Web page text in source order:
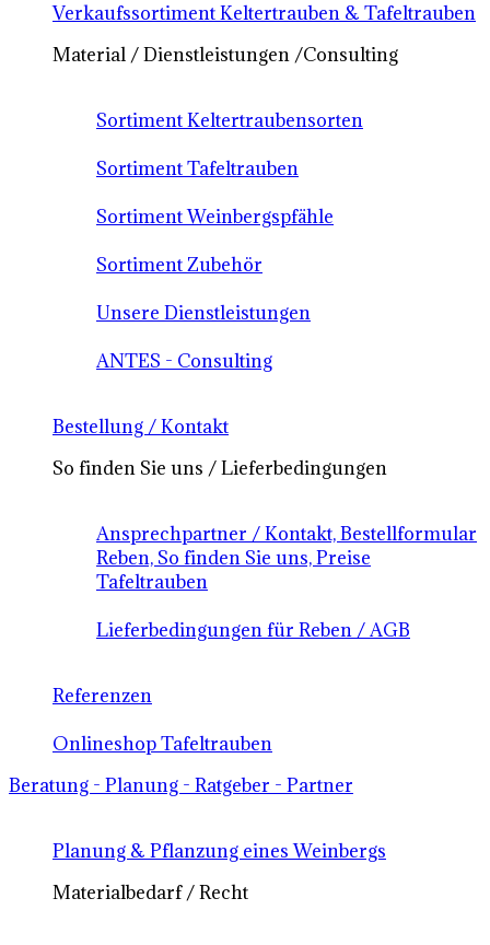
Verkaufssortiment Keltertrauben & Tafeltrauben
Material / Dienstleistungen /Consulting
Sortiment Keltertraubensorten
Sortiment Tafeltrauben
Sortiment Weinbergspfähle
Sortiment Zubehör
Unsere Dienstleistungen
ANTES - Consulting
Bestellung / Kontakt
So finden Sie uns / Lieferbedingungen
Ansprechpartner / Kontakt, Bestellformular
Reben, So finden Sie uns, Preise
Tafeltrauben
Lieferbedingungen für Reben / AGB
Referenzen
Onlineshop Tafeltrauben
Beratung - Planung - Ratgeber - Partner
Planung & Pflanzung eines Weinbergs
Materialbedarf / Recht